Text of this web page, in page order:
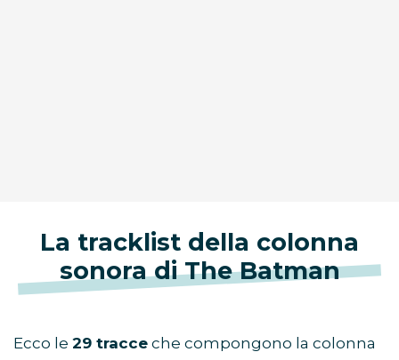
La tracklist della colonna
sonora di The Batman
Ecco le 29 tracce che compongono la colonna